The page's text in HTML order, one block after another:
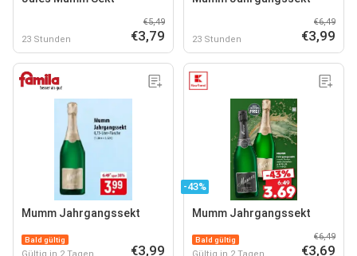
23 Stunden
€5,49
€3,79 23 Stunden
€6,49
€3,99
Mumm Jahrgangssekt
Bald gültig
Gültig in 2 Tagen €3,99
-43%
Mumm Jahrgangssekt
Bald gültig
Gültig in 2 Tagen
€6,49
€3,69